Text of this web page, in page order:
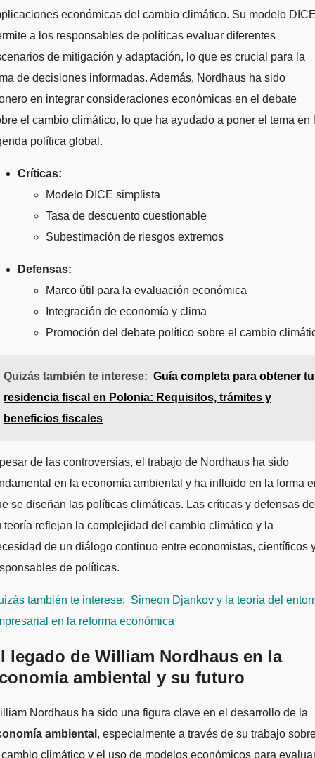
económicas del cambio climático. Su modelo
a los responsables de políticas evaluar diferentes
de mitigación y adaptación, lo que es crucial para la
de decisiones informadas. Además, Nordhaus ha sido
en integrar consideraciones económicas en el debate
el cambio climático, lo que ha ayudado a poner el tema en
política global.
Críticas:
Modelo DICE simplista
Tasa de descuento cuestionable
Subestimación de riesgos extremos
Defensas:
Marco útil para la evaluación económica
Integración de economía y clima
Promoción del debate político sobre el cambio
Quizás también te interese: Guía completa para obtener tu
residencia fiscal en Polonia: Requisitos, trámites y
beneficios fiscales
de las controversias, el trabajo de Nordhaus ha sido
en la economía ambiental y ha influido en la forma
se diseñan las políticas climáticas. Las críticas y defensas de
teoría reflejan la complejidad del cambio climático y la
de un diálogo continuo entre economistas, científicos
de políticas.
también te interese: Simeon Djankov y la teoría del
en la reforma económica
legado de William Nordhaus en la
ambiental y su futuro
Nordhaus ha sido una figura clave en el desarrollo de la
ambiental , especialmente a través de su trabajo
climático y el uso de modelos económicos para